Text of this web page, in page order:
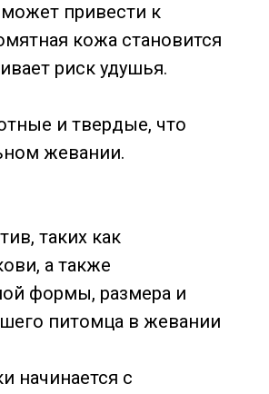
привести к
кожа становится
риск удушья.
и твердые, что
жевании.
таких как
а также
формы, размера и
питомца в жевании
начинается с